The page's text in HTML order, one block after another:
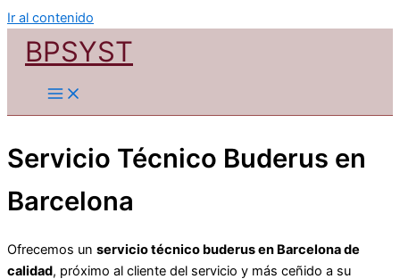
Ir al contenido
BPSYST
Servicio Técnico Buderus en
Barcelona
Ofrecemos un servicio técnico buderus en Barcelona de
calidad, próximo al cliente del servicio y más ceñido a su